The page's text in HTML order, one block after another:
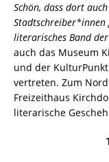
Schön, dass dort
Stadtschreiber*innen
literarisches Band
auch das Museum
und der
vertreten. Zum
Freizeithaus
literarische